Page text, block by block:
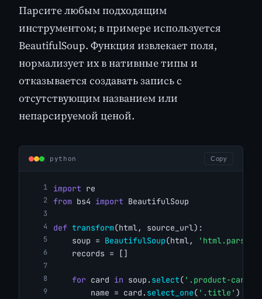
Парсите любым подходящим
инструментом; в примере используется
BeautifulSoup. Функция извлекает поля,
нормализует их в нативные типы и
отказывается создавать запись с
отсутствующим названием или
непарсируемой ценой.
python Copy
import re
from bs4 import BeautifulSoup
def transform(html, source_url):
    soup =
BeautifulSoup(html, 'html.parser'
    records = []
for card in soup. select( '.product-card'
        name = card.
select_one( '.title' )